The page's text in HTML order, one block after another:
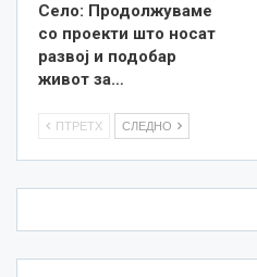
Село: Продолжуваме
со проекти што носат
развој и подобар
живот за…
ПТРЕТХ СЛЕДНО